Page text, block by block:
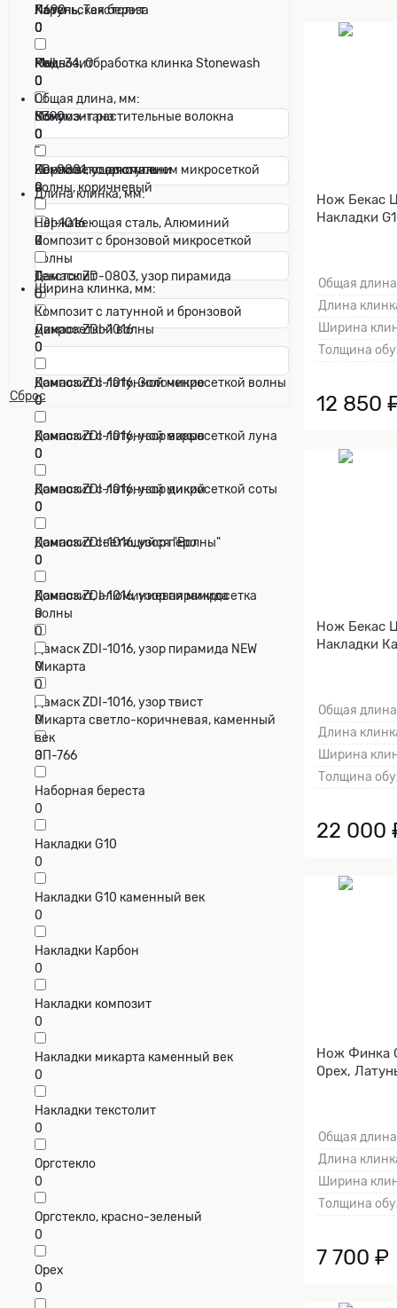
N690
0
RWL-34, Обработка клинка Stonewash
0
S390
0
ZD-0801, узор ступени
0
ZDI-1016
0
Дамаск ZD-0803, узор пирамида
0
Дамаск ZDI-1016
0
Дамаск ZDI-1016, Золочение
0
Дамаск ZDI-1016, узор взрыв
0
Дамаск ZDI-1016, узор дикий
0
Дамаск ZDI-1016, узор перо
0
Дамаск ZDI-1016, узор пирамида
0
Дамаск ZDI-1016, узор пирамида NEW
0
Дамаск ZDI-1016, узор твист
0
ЭП-766
0
Карельская береза
0
Композит
0
Композит растительные волокна
0
Композит с алюминием микросеткой
волны, коричневый
0
Композит с бронзовой микросеткой
волны
0
Композит с латунной и бронзовой
микросеткой волны
0
Композит с латунной микросеткой волны
0
Композит с латунной микросеткой луна
0
Композит с латунной микросеткой соты
0
Композит светящийся "Волны"
0
Композит, алюминиевая микросетка
волны
0
Микарта
0
Микарта светло-коричневая, каменный
век
0
Наборная береста
0
Накладки G10
0
Накладки G10 каменный век
0
Накладки Карбон
0
Накладки композит
0
Накладки микарта каменный век
0
Накладки текстолит
0
Оргстекло
0
Оргстекло, красно-зеленый
0
Орех
0
Латунь, Текстолит
0
Медь
0
Мокумэ-ганэ
0
Нержавеющая сталь
0
Нержавеющая сталь, Алюминий
0
Текстолит
0
Общая длина, мм:
-
Длина клинка, мм:
-
Ширина клинка, мм:
-
Сброс
Нож Бекас
Накладки
Общая
Длина
Ширина
Толщина
12 850
Нож Бекас
Накладки
Общая
Длина
Ширина
Толщина
22 000
Нож Финка
Орех,
Общая
Длина
Ширина
Толщина
7 700 ₽